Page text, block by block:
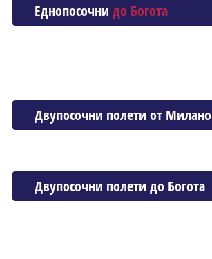
Еднопосочни до Богота
Двупосочни полети от Миланo
Двупосочни полети до Богота